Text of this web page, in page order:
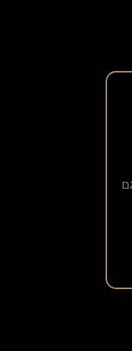
למוצר
בעמוד